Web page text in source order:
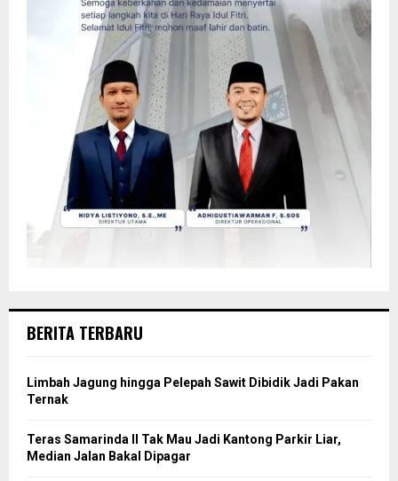
BERITA TERBARU
Limbah Jagung hingga Pelepah Sawit Dibidik Jadi Pakan
Ternak
Teras Samarinda II Tak Mau Jadi Kantong Parkir Liar,
Median Jalan Bakal Dipagar